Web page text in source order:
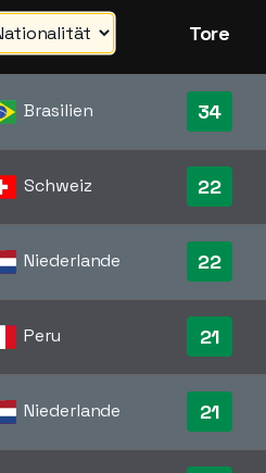
Tore
Brasilien 34
Schweiz 22
Niederlande 22
Peru 21
Niederlande 21